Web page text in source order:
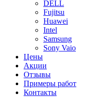
DELL
Fujitsu
Huawei
Intel
Samsung
Sony Vaio
Цены
Акции
Отзывы
Примеры работ
Контакты